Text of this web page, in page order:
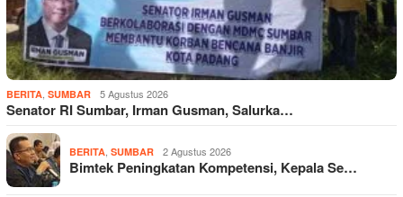
BERITA, SUMBAR 5 Agustus 2026
Senator RI Sumbar, Irman Gusman, Salurka…
BERITA, SUMBAR 2 Agustus 2026
Bimtek Peningkatan Kompetensi, Kepala Se…